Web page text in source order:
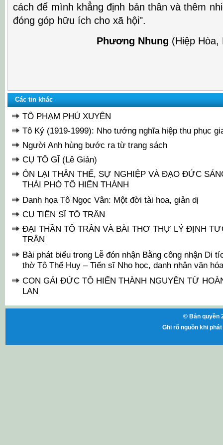
cách để mình khẳng định bản thân và thêm
đóng góp hữu ích cho xã hội".
Phương Nhung (Hiệp Hòa,
Các tin khác
TÔ PHẠM PHÚ XUYÊN
Tô Ký (1919-1999): Nho tướng nghĩa hiệp thu phục
Người Anh hùng bước ra từ trang sách
CỤ TÔ GĨ (Lê Giản)
ÔN LẠI THÂN THẾ, SỰ NGHIỆP VÀ ĐẠO ĐỨC
THÁI PHÓ TÔ HIẾN THÀNH
Danh họa Tô Ngọc Vân: Một đời tài hoa, giản dị
CỤ TIẾN SĨ TÔ TRÂN
ĐẠI THẦN TÔ TRÂN VÀ BÀI THƠ THỰ LÝ ĐỊNH
TRÂN
Bài phát biểu trong Lễ đón nhận Bằng công nhận Di
thờ Tô Thế Huy – Tiến sĩ Nho học, danh nhân văn hóa
CON GÁI ĐỨC TÔ HIẾN THÀNH NGUYÊN TỪ
LAN
© Bản quyền
Ghi rõ nguồn khi